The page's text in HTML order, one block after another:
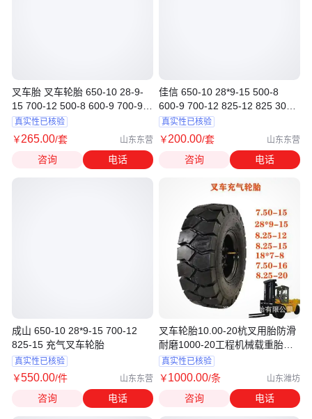
叉车胎 叉车轮胎 650-10 28-9-
15 700-12 500-8 600-9 700-9
825-15
真实性已核验
￥265.00/套 山东东营
咨询 电话
成山 650-10 28*9-15 700-12
825-15 充气叉车轮胎
真实性已核验
￥550.00/件 山东东营
咨询 电话
佳信 650-10 28*9-15 500-8
600-9 700-12 825-12 825 300-
15叉车轮胎
真实性已核验
￥200.00/套 山东东营
咨询 电话
叉车轮胎10.00-20杭叉用胎防滑
耐磨1000-20工程机械载重胎三
包
真实性已核验
￥1000.00/条 山东潍坊
咨询 电话